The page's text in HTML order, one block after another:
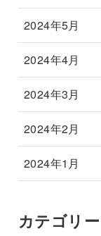
2024年5月
2024年4月
2024年3月
2024年2月
2024年1月
カテゴリー